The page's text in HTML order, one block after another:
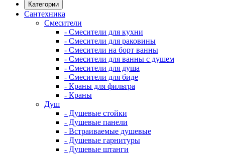
Категории
Сантехника
Смесители
- Смесители для кухни
- Смесители для раковины
- Смесители на борт ванны
- Смесители для ванны с душем
- Смесители для душа
- Смесители для биде
- Краны для фильтра
- Краны
Душ
- Душевые стойки
- Душевые панели
- Встраиваемые душевые
- Душевые гарнитуры
- Душевые штанги